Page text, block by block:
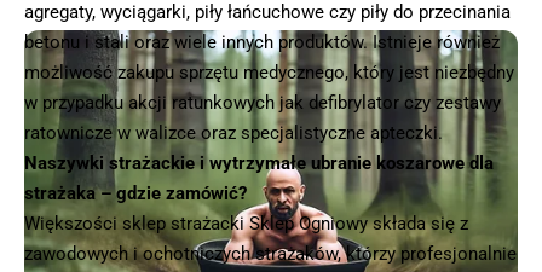
agregaty, wyciągarki, piły łańcuchowe czy piły do przecinania
betonu i stali oraz wiele innych produktów. Istnieje również
możliwość zakupu sprzętu medycznego, który jest niezbędny
w przypadku akcji ratunkowych jak defibrylator czy zestawy
ratownicze w walizce oraz specjalistyczne apteczki.
Naszywki strażackie i wytrzymałe ubranie koszarowe dla
strażaka – gdzie zamówić?
Większości sklep strażacki Sklep Ogniowy składa się z
zawodowych i ochotniczych strażaków, którzy profesjonalnie